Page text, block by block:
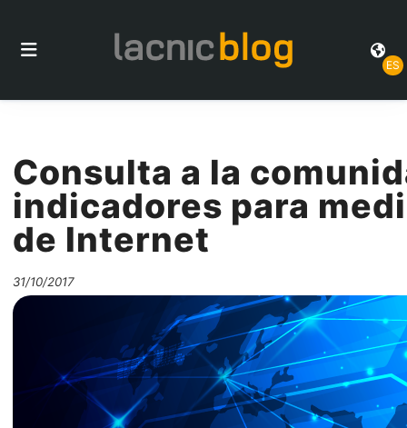
ES
Consulta a la
indicadores para
de Internet
31/10/2017